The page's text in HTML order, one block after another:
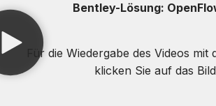
Bentley-Lösung:
Für die Wiedergabe des Videos
klicken Sie auf das